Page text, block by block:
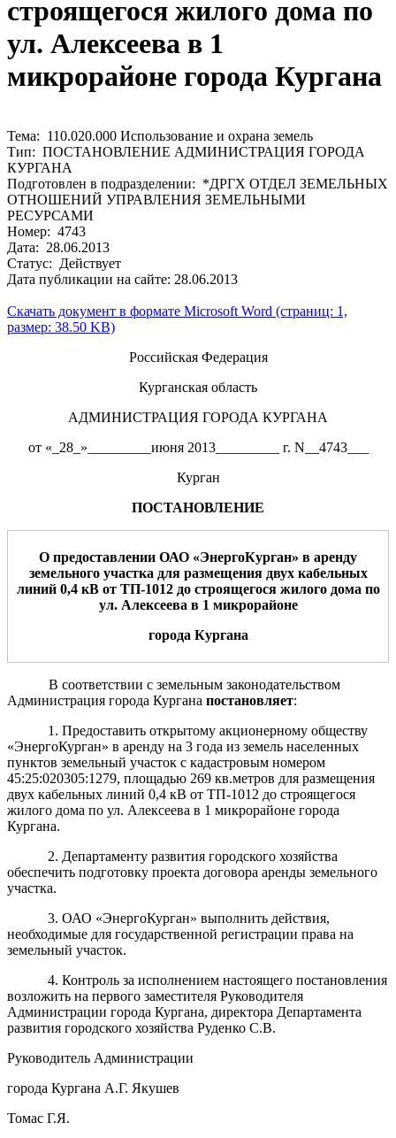
строящегося жилого дома по
ул. Алексеева в 1
микрорайоне города Кургана
Тема: 110.020.000 Использование и охрана земель
Тип: ПОСТАНОВЛЕНИЕ АДМИНИСТРАЦИЯ ГОРОДА
КУРГАНА
Подготовлен в подразделении: *ДРГХ ОТДЕЛ ЗЕМЕЛЬНЫХ
ОТНОШЕНИЙ УПРАВЛЕНИЯ ЗЕМЕЛЬНЫМИ
РЕСУРСАМИ
Номер: 4743
Дата: 28.06.2013
Статус: Действует
Дата публикации на сайте: 28.06.2013
Скачать документ в формате Microsoft Word (страниц: 1,
размер: 38.50 KB)
Российская Федерация
Курганская область
АДМИНИСТРАЦИЯ ГОРОДА КУРГАНА
от «_28_»_________июня 2013_________ г. N__4743___
Курган
ПОСТАНОВЛЕНИЕ
О предоставлении ОАО «ЭнергоКурган» в аренду
земельногоучастка для размещения двух кабельных
линий 0,4 кВ от ТП-1012 до строящегося жилого дома по
ул. Алексеева в 1 микрорайоне
города Кургана
В соответствии с земельным законодательством
Администрация города Кургана постановляет:
1. Предоставить открытому акционерному обществу
«ЭнергоКурган» в аренду на 3 года из земель населенных
пунктов земельный участок с кадастровым номером
45:25:020305:1279, площадью 269 кв.метров для размещения
двух кабельных линий 0,4 кВ от ТП-1012 до строящегося
жилого дома по ул. Алексеева в 1 микрорайоне города
Кургана.
2. Департаменту развития городского хозяйства
обеспечить подготовку проекта договора аренды земельного
участка.
3. ОАО «ЭнергоКурган» выполнить действия,
необходимые для государственной регистрации права на
земельный участок.
4. Контроль за исполнением настоящего постановления
возложить на первого заместителя Руководителя
Администрации города Кургана, директора Департамента
развития городского хозяйства Руденко С.В.
Руководитель Администрации
города Кургана А.Г. Якушев
Томас Г.Я.